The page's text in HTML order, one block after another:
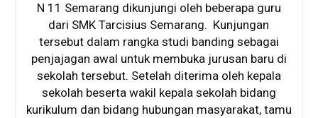
N 11 Semarang dikunjungi oleh beberapa guru
dari SMK Tarcisius Semarang. Kunjungan
tersebut dalam rangka studi banding sebagai
penjajagan awal untuk membuka jurusan baru di
sekolah tersebut. Setelah diterima oleh kepala
sekolah beserta wakil kepala sekolah bidang
kurikulum dan bidang hubungan masyarakat, tamu